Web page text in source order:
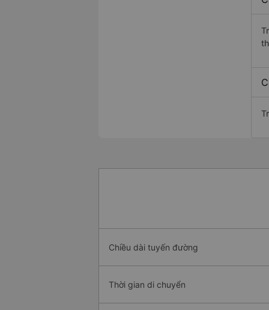
Chiều dài tuyến đường
Thời gian di chuyển